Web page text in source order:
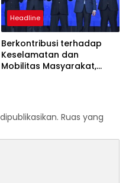
Headline
Berkontribusi terhadap
Keselamatan dan
Mobilitas Masyarakat,
Awards 2026
Ruas yang